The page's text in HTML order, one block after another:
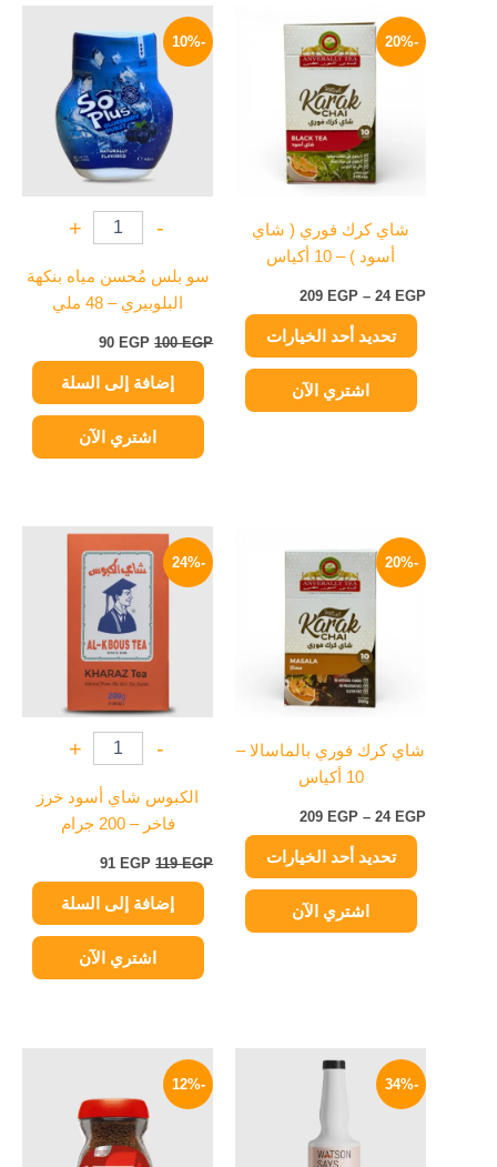
-20%
شاي كرك فوري ( شاي
أسود ) – 10 أكياس
24 EGP
–
209 EGP
من
خلال
تحديد أحد الخيارات
هناك
العديد
من
المختلفة
اختيار
الخيارات
صفحة
المنتج
اشتري الآن
-10%
-
+
سو بلس مُحسن مياه بنكهة
البلوبيري – 48 ملي
100EGP
الأصلي
هو:
100 EGP.
90 EGP
الحالي
هو:
90 EGP.
إضافة إلى السلة
اشتري الآن
-20%
شاي كرك فوري بالماسالا –
10 أكياس
24 EGP
–
209 EGP
السعر:
⁦209 EGP⁩
تحديد أحد الخيارات
هناك
العديد
من
المختلفة
اختيار
صفحة
المنتج
اشتري الآن
-24%
-
+
الكبوس شاي أسود خرز
فاخر – 200 جرام
119EGP
السعر
الأصلي
هو:
119 EGP.
91 EGP
السعر
الحالي
هو:
إضافة إلى السلة
اشتري الآن
-34%
السعر
الأصلي
-12%
90 EGP.
79 EGP.